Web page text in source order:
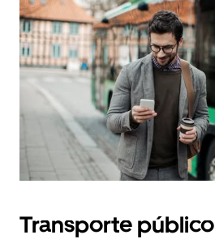
Transporte público